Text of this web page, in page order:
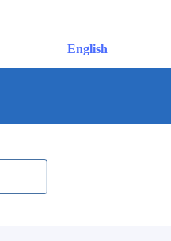
English